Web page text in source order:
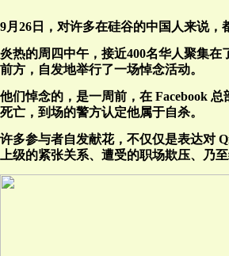
9月26日，对许多在硅谷的中国人来说，
炎热的周四中午，接近400名华人聚集在
前方，自发地举行了一场悼念活动。
他们悼念的，是一周前，在 Facebook
死亡，到场的警方认定他属于自杀。
许多参与者自发献花，不仅仅是表达对
上级的紧张关系、遭受的职场欺压、乃